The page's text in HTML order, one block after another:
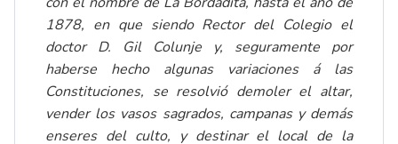
1878, en que siendo Rector del Colegio el
doctor D. Gil Colunje y, seguramente por
haberse hecho algunas variaciones á las
Constituciones, se resolvió demoler el altar,
vender los vasos sagrados, campanas y demás
enseres del culto, y destinar el local de la